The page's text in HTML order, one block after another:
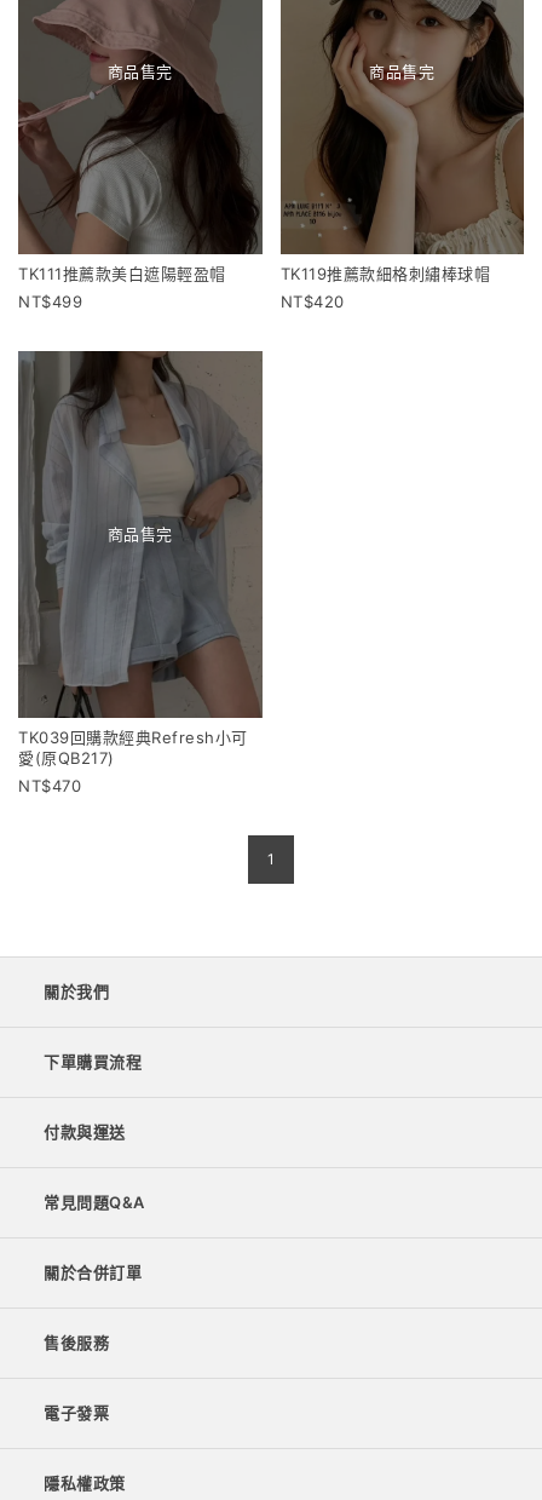
商品售完
TK111推薦款美白遮陽輕盈帽
499
商品售完
TK119推薦款細格刺繡棒球帽
420
商品售完
TK039回購款經典Refresh小可
愛(原QB217)
470
1
關於我們
下單購買流程
付款與運送
常見問題Q&A
關於合併訂單
售後服務
電子發票
隱私權政策